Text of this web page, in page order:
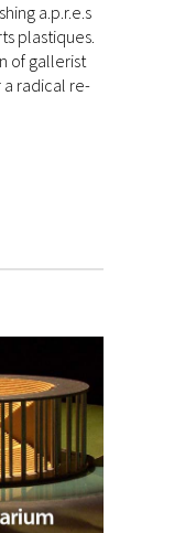
a.p.r.e.s
plastiques.
of gallerist
a radical re-